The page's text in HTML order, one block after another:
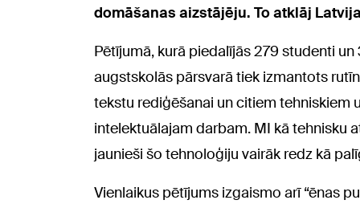
domāšanas aizstājēju. To atklāj
Pētījumā, kurā piedalījās 279 studenti
augstskolās pārsvarā tiek izmantots
tekstu rediģēšanai un citiem tehniskiem
intelektuālajam darbam. MI kā tehnisku
jaunieši šo tehnoloģiju vairāk redz kā
Vienlaikus pētījums izgaismo arī “ēnas